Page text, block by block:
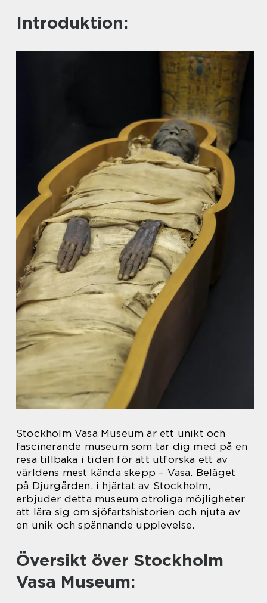
Introduktion:
Stockholm Vasa Museum är ett unikt och
fascinerande museum som tar dig med på en
resa tillbaka i tiden för att utforska ett av
världens mest kända skepp – Vasa. Beläget
på Djurgården, i hjärtat av Stockholm,
erbjuder detta museum otroliga möjligheter
att lära sig om sjöfartshistorien och njuta av
en unik och spännande upplevelse.
Översikt över Stockholm
Vasa Museum: